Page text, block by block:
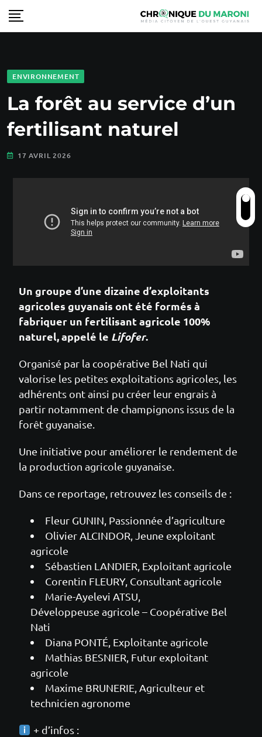
ENVIRONNEMENT
La forêt au service d’un
fertilisant naturel
17 AVRIL 2026
Un groupe d’une dizaine d’exploitants
agricoles guyanais ont été formés à
fabriquer un fertilisant agricole 100%
naturel, appelé le Lifofer.
Organisé par la coopérative Bel Nati qui
valorise les petites exploitations agricoles, les
adhérents ont ainsi pu créer leur engrais à
partir notamment de champignons issus de la
forêt guyanaise.
Une initiative pour améliorer le rendement de
la production agricole guyanaise.
Dans ce reportage, retrouvez les conseils de :
Fleur GUNIN, Passionnée d’agriculture
Olivier ALCINDOR, Jeune exploitant
agricole
Sébastien LANDIER, Exploitant agricole
Corentin FLEURY, Consultant agricole
Marie-Ayelevi ATSU,
Développeuse agricole – Coopérative Bel
Nati
Diana PONTÉ, Exploitante agricole
Mathias BESNIER, Futur exploitant
agricole
Maxime BRUNERIE, Agriculteur et
technicien agronome
+ d’infos :